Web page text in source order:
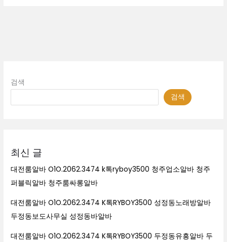
검색
검색
최신 글
대전룸알바 O1O.2062.3474 k톡ryboy3500 청주업소알바 청주
퍼블릭알바 청주룸싸롱알바
대전룸알바 O1O.2062.3474 K톡RYBOY3500 성정동노래방알바
두정동보도사무실 성정동바알바
대전룸알바 O1O.2062.3474 K톡RYBOY3500 두정동유흥알바 두